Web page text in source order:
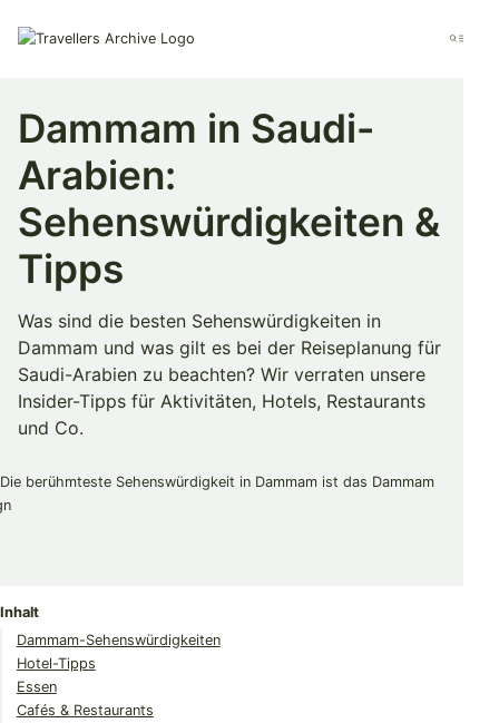
Menu
Dammam in Saudi-
Arabien:
Sehenswürdigkeiten &
Tipps
Was sind die besten Sehenswürdigkeiten in
Dammam und was gilt es bei der Reiseplanung für
Saudi-Arabien zu beachten? Wir verraten unsere
Insider-Tipps für Aktivitäten, Hotels, Restaurants
und Co.
Twitter
Inhalt
Dammam-Sehenswürdigkeiten
Hotel-Tipps
Essen
Cafés & Restaurants